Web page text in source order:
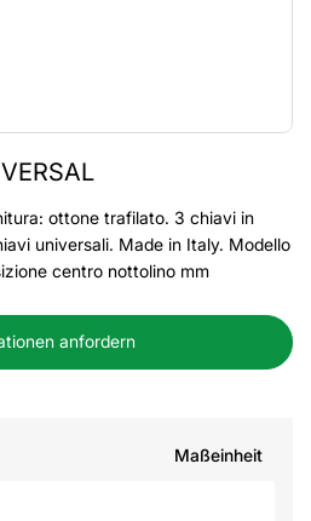
ottone trafilato. 3 chiavi in
universali. Made in Italy. Modello
centro nottolino mm
anfordern
Maßeinheit